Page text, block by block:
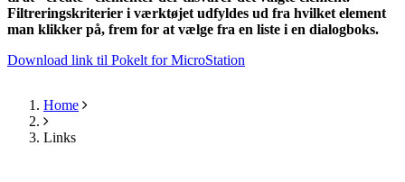
Filtreringskriterier i værktøjet udfyldes ud fra hvilket element
man klikker på, frem for at vælge fra en liste i en dialogboks.
Download link til Pokelt for MicroStation
Breadcrumb
Home
Links